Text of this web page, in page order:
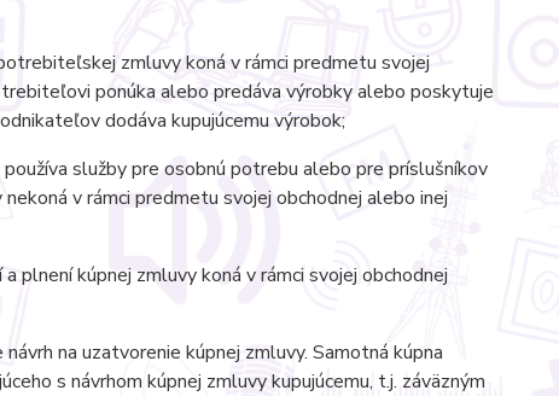
zmluvy koná v rámci predmetu svojej
ponúka alebo predáva výrobky alebo poskytuje
dodáva kupujúcemu výrobok;
služby pre osobnú potrebu alebo pre príslušníkov
v rámci predmetu svojej obchodnej alebo inej
kúpnej zmluvy koná v rámci svojej obchodnej
na uzatvorenie kúpnej zmluvy. Samotná kúpna
s návrhom kúpnej zmluvy kupujúcemu, t.j. záväzným